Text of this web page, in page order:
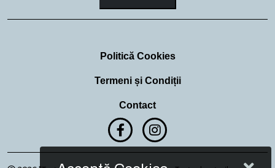
Politică Cookies
Termeni și Condiții
Contact